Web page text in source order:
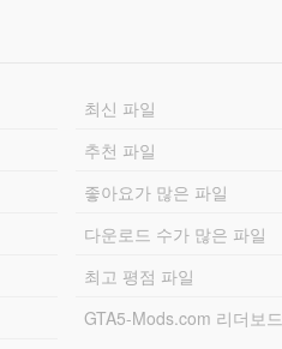
최신 파일
추천 파일
좋아요가 많은 파일
다운로드 수가 많은 파일
최고 평점 파일
GTA5-Mods.com 리더보드